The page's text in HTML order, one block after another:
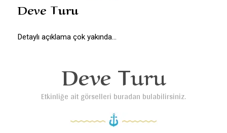
Deve Turu
Detaylı açıklama çok yakında...
Deve Turu
Etkinliğe ait görselleri buradan bulabilirsiniz.